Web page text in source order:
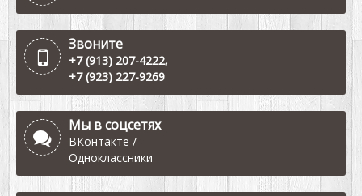
Звоните
+7 (913) 207-4222,
+7 (923) 227-9269
Мы в соцсетях
ВКонтакте /
Одноклассники